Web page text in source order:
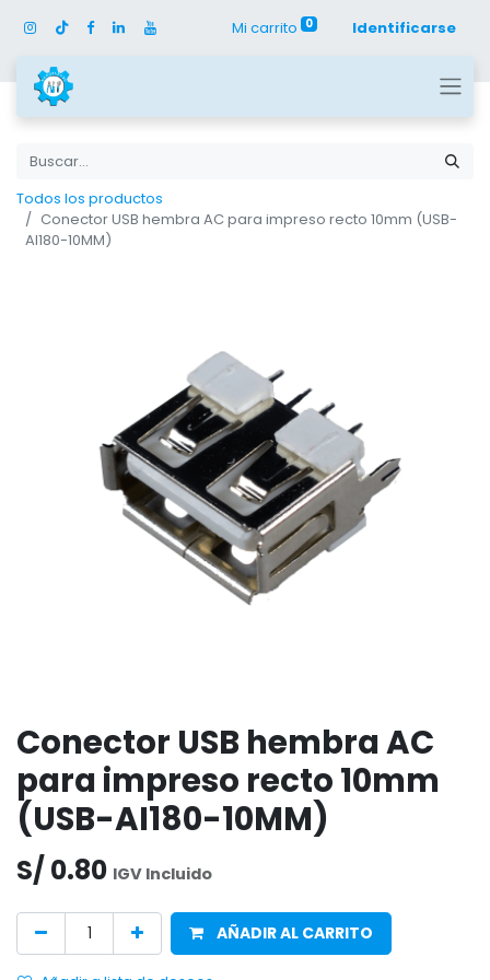
Mi carrito 0 Identificarse
Todos los productos
Conector USB hembra AC para impreso recto 10mm (USB-
AI180-10MM)
Conector USB hembra AC
para impreso recto 10mm
(USB-AI180-10MM)
S/ 0.80 IGV Incluido
AÑADIR AL CARRITO